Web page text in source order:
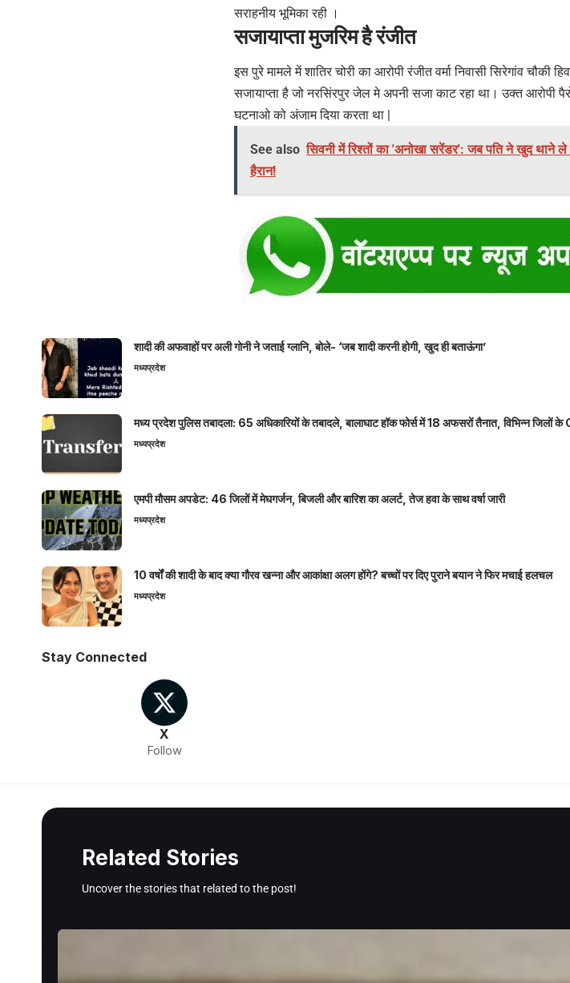
सराहनीय भूमिका रही ।
सजायाप्ता मुजरिम है रंजीत
इस पुरे मामले में शातिर चोरी का आरोपी रंजीत वर्मा निवासी सिरेगांव
सजायाप्ता है जो नरसिंरपुर जेल मे अपनी सजा काट रहा था। उक्त आरोपी
घटनाओ को अंजाम दिया करता था |
See also सिवनी में रिश्तों का 'अनोखा सरेंडर': जब पति ने खुद थाने ले
हैरान!
शादी की अफवाहों पर अली गोनी ने जताई ग्लानि, बोले- ‘जब शादी करनी होगी, खुद ही बताऊंगा’
मध्यप्रदेश
मध्य प्रदेश पुलिस तबादला: 65 अधिकारियों के तबादले, बालाघाट हॉक फोर्स में 18 अफसरों तैनात, विभिन्न जिलों
मध्यप्रदेश
एमपी मौसम अपडेट: 46 जिलों में मेघगर्जन, बिजली और बारिश का अलर्ट, तेज हवा के साथ वर्षा जारी
मध्यप्रदेश
10 वर्षों की शादी के बाद क्या गौरव खन्ना और आकांक्षा अलग होंगे? बच्चों पर दिए पुराने बयान ने फिर मचाई हलचल
मध्यप्रदेश
Stay Connected
X
Follow
Related Stories
Uncover the stories that related to the post!